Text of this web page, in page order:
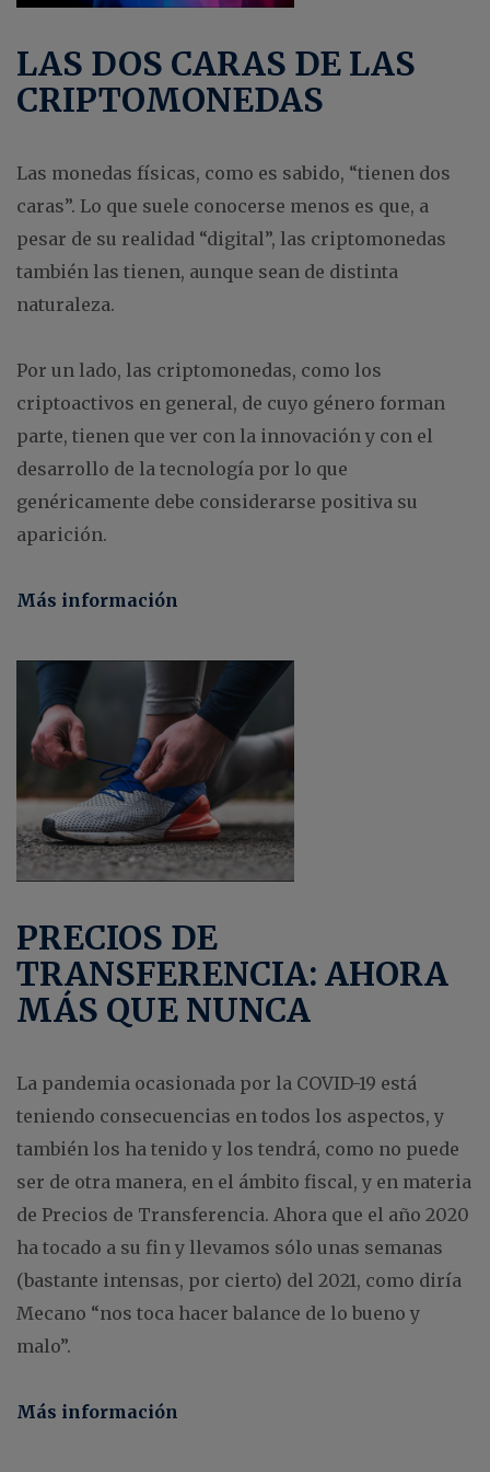
LAS DOS CARAS DE LAS
CRIPTOMONEDAS
Las monedas físicas, como es sabido, “tienen dos
caras”. Lo que suele conocerse menos es que, a
pesar de su realidad “digital”, las criptomonedas
también las tienen, aunque sean de distinta
naturaleza.
Por un lado, las criptomonedas, como los
criptoactivos en general, de cuyo género forman
parte, tienen que ver con la innovación y con el
desarrollo de la tecnología por lo que
genéricamente debe considerarse positiva su
aparición.
Más información
PRECIOS DE
TRANSFERENCIA: AHORA
MÁS QUE NUNCA
La pandemia ocasionada por la COVID-19 está
teniendo consecuencias en todos los aspectos, y
también los ha tenido y los tendrá, como no puede
ser de otra manera, en el ámbito fiscal, y en materia
de Precios de Transferencia. Ahora que el año 2020
ha tocado a su fin y llevamos sólo unas semanas
(bastante intensas, por cierto) del 2021, como diría
Mecano “nos toca hacer balance de lo bueno y
malo”.
Más información